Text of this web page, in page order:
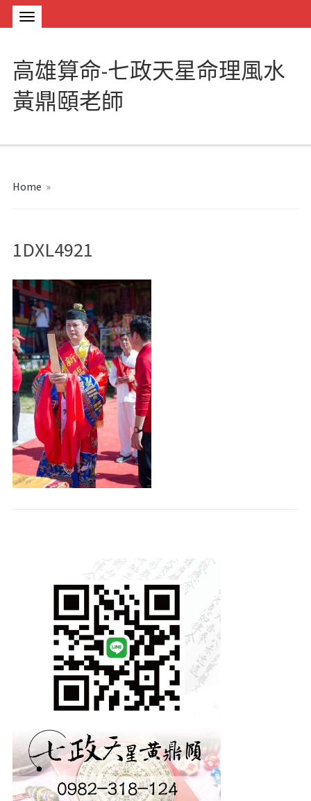
高雄算命-七政天星命理風水
黃鼎頤老師
Home »
1DXL4921